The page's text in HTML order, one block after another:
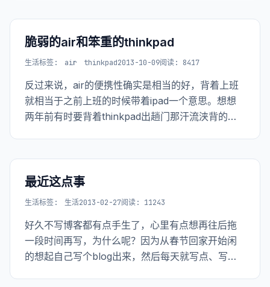
脆弱的air和笨重的thinkpad
生活标签: air thinkpad2013-10-09阅读: 8417
反过来说，air的便携性确实是相当的好，背着上班
就相当于之前上班的时候带着ipad一个意思。想想
两年前有时要背着thinkpad出趟门那汗流浃背的情
最近这点事
生活标签: 生活2013-02-27阅读: 11243
好久不写博客都有点手生了，心里有点想再往后拖
一段时间再写，为什么呢？因为从春节回家开始闲
的想起自己写个blog出来，然后每天就写点、写